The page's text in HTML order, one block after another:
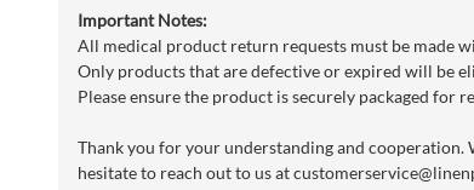
Important Notes:
All medical product return requests must be made
Only products that are defective or expired will be
Please ensure the product is securely packaged for
Thank you for your understanding and cooperation.
hesitate to reach out to us at